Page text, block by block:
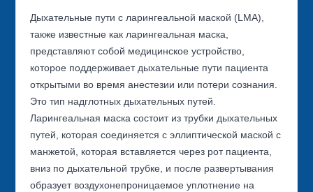
Дыхательные пути с ларингеальной маской (LMA),
также известные как ларингеальная маска,
представляют собой медицинское устройство,
которое поддерживает дыхательные пути пациента
открытыми во время анестезии или потери сознания.
Это тип надглотных дыхательных путей.
Ларингеальная маска состоит из трубки дыхательных
путей, которая соединяется с эллиптической маской с
манжетой, которая вставляется через рот пациента,
вниз по дыхательной трубке, и после развертывания
образует воздухонепроницаемое уплотнение на